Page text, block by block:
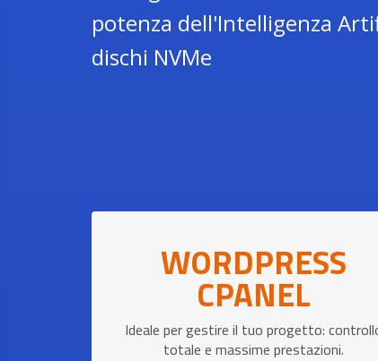
potenza dell'Intelligenza
dischi NVMe
WORDPRESS
CPANEL
Ideale per gestire il tuo progetto:
totale e massime prestazioni.